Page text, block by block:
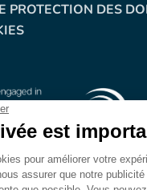
PROTECTION DES